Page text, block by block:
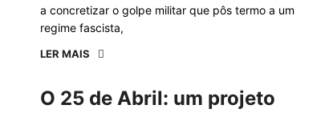
a concretizar o golpe militar que pôs termo a um
regime fascista,
LER MAIS
O 25 de Abril: um projeto